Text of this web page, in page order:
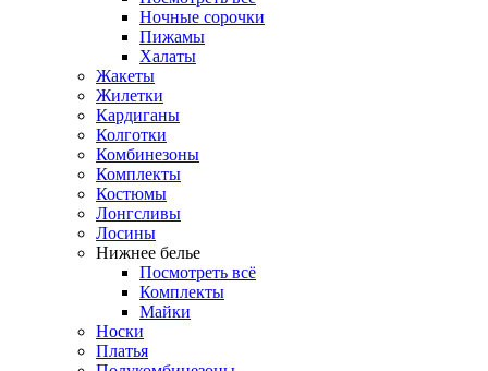
Ночные сорочки
Пижамы
Халаты
Жакеты
Жилетки
Кардиганы
Колготки
Комбинезоны
Комплекты
Костюмы
Лонгсливы
Лосины
Нижнее белье
Посмотреть всё
Комплекты
Майки
Носки
Платья